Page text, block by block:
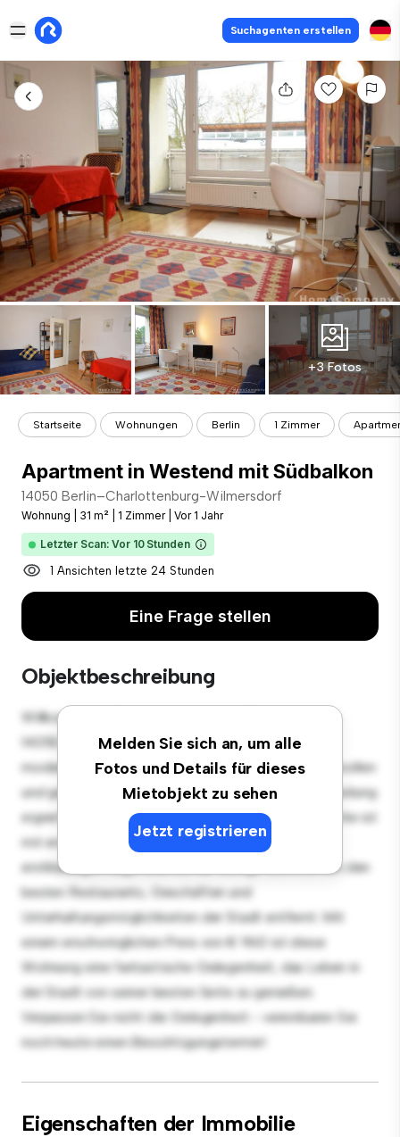
Suchagenten erstellen
+3 Fotos
Startseite Wohnungen Berlin 1 Zimmer
Apartment in Westend mit Südbalkon
14050 Berlin–Charlottenburg-Wilmersdorf
Wohnung 31 m² 1 Zimmer Vor 1 Jahr
Letzter Scan: Vor 10 Stunden
1 Ansichten letzte 24 Stunden
Eine Frage stellen
Objektbeschreibung
Melden Sie sich an, um alle
Fotos und Details für dieses
Mietobjekt zu sehen
Jetzt registrieren
Willkommen in Ihrem neuen urbanen Rückzugsort in
14050 Berlin–Charlottenburg-Wilmersdorf! Diese
moderne 1 Schlafzimmer-Wohnung bietet einen stilvollen
und gemütlichen Lebensraum. Die offene Raumaufteilung
eignet sich perfekt für Gäste, und die elegante Küche ist
mit erstklassigen Geräten ausgestattet. Dank der
erstklassigen Lage sind Sie nur wenige Schritte von den
besten Restaurants, Geschäften und
Unterhaltungsmöglichkeiten der Stadt entfernt. Mit
einem erschwinglichen Preis von € 960 ist diese
Wohnung eine fantastische Gelegenheit, das Leben in
der Stadt von seiner besten Seite zu genießen.
Verpassen Sie nicht die Gelegenheit - vereinbaren Sie
noch heute einen Besichtigungstermin!
Eigenschaften der Immobilie